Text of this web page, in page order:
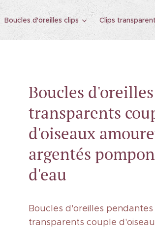
Boucles d'oreilles clips Clips
Boucles
transparents
d'oiseaux
argentés
d'eau
Boucles d'oreilles pendantes
transparents couple